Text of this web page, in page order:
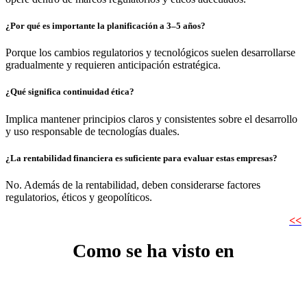
¿Por qué es importante la planificación a 3–5 años?
Porque los cambios regulatorios y tecnológicos suelen desarrollarse
gradualmente y requieren anticipación estratégica.
¿Qué significa continuidad ética?
Implica mantener principios claros y consistentes sobre el desarrollo
y uso responsable de tecnologías duales.
¿La rentabilidad financiera es suficiente para evaluar estas empresas?
No. Además de la rentabilidad, deben considerarse factores
regulatorios, éticos y geopolíticos.
<<
Como se ha visto en